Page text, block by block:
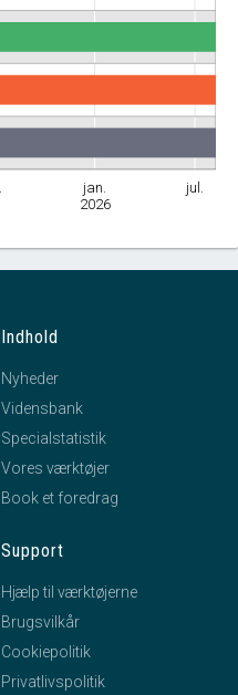
jan.
2026
jul.
Indhold
Nyheder
Vidensbank
Specialstatistik
Vores værktøjer
Book et foredrag
Support
Hjælp til værktøjerne
Brugsvilkår
Cookiepolitik
Privatlivspolitik